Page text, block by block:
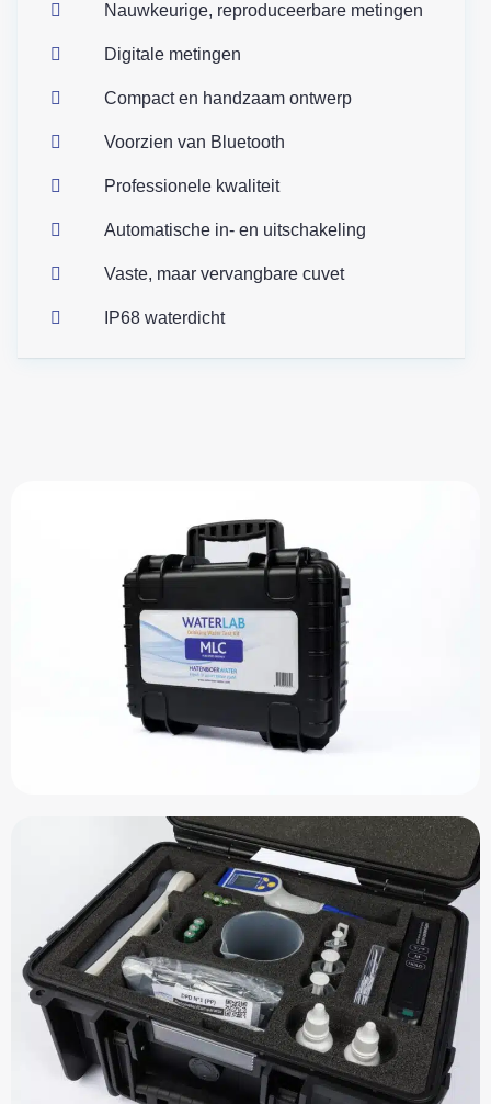
Nauwkeurige, reproduceerbare metingen
Digitale metingen
Compact en handzaam ontwerp
Voorzien van Bluetooth
Professionele kwaliteit
Automatische in- en uitschakeling
Vaste, maar vervangbare cuvet
IP68 waterdicht